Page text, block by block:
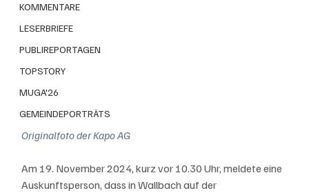
KOMMENTARE
LESERBRIEFE
PUBLIREPORTAGEN
TOPSTORY
MUGA'26
GEMEINDEPORTRÄTS
Originalfoto der Kapo AG
Am 19. November 2024, kurz vor 10.30 Uhr, meldete eine
Auskunftsperson, dass in Wallbach auf der